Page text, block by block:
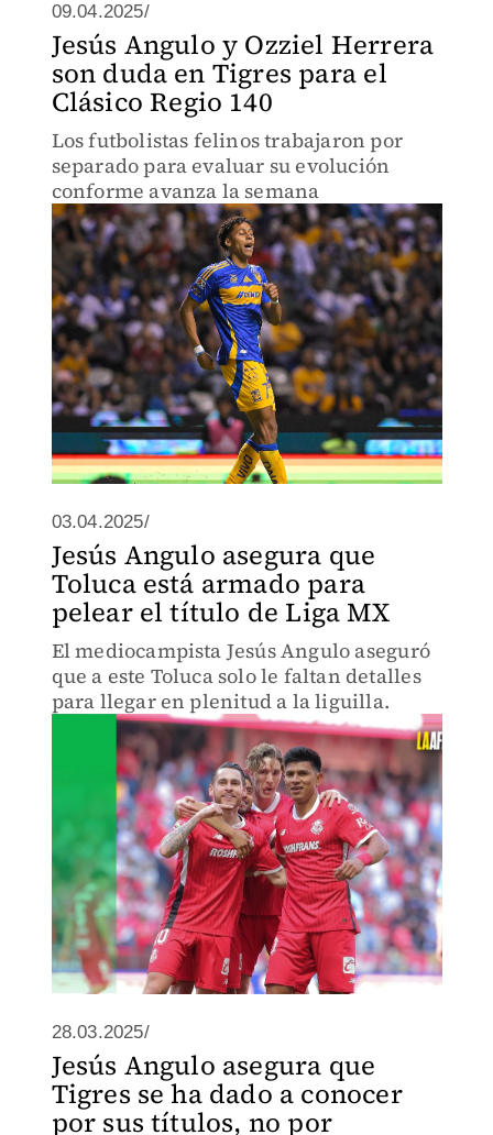
09.04.2025/
Jesús Angulo y Ozziel Herrera
son duda en Tigres para el
Clásico Regio 140
Los futbolistas felinos trabajaron por
separado para evaluar su evolución
conforme avanza la semana
03.04.2025/
Jesús Angulo asegura que
Toluca está armado para
pelear el título de Liga MX
El mediocampista Jesús Angulo aseguró
que a este Toluca solo le faltan detalles
para llegar en plenitud a la liguilla.
28.03.2025/
Jesús Angulo asegura que
Tigres se ha dado a conocer
por sus títulos, no por